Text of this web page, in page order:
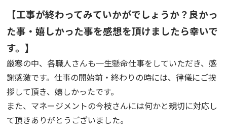
【工事が終わってみていかがでしょうか？良かっ
た事・嬉しかった事を感想を頂けましたら幸いで
す。】
厳寒の中、各職人さんも一生懸命仕事をしていただき、感
謝感激です。仕事の開始前・終わりの時には、律儀にご挨
拶して頂き、嬉しかったです。
また、マネージメントの今枝さんには何かと親切に対応し
て頂きありがとうございました。